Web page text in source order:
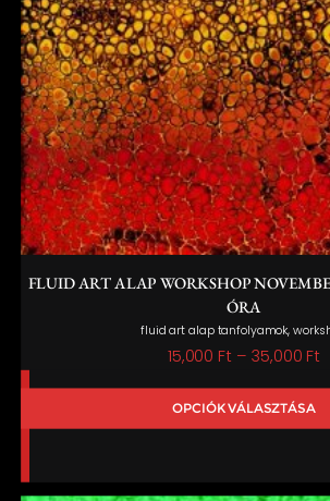
FLUID ART ALAP WORKSHOP
ÓRA
fluid art alap tanfolyamok,
15,000 Ft – 35,000 Ft
OPCIÓK VÁLASZTÁSA